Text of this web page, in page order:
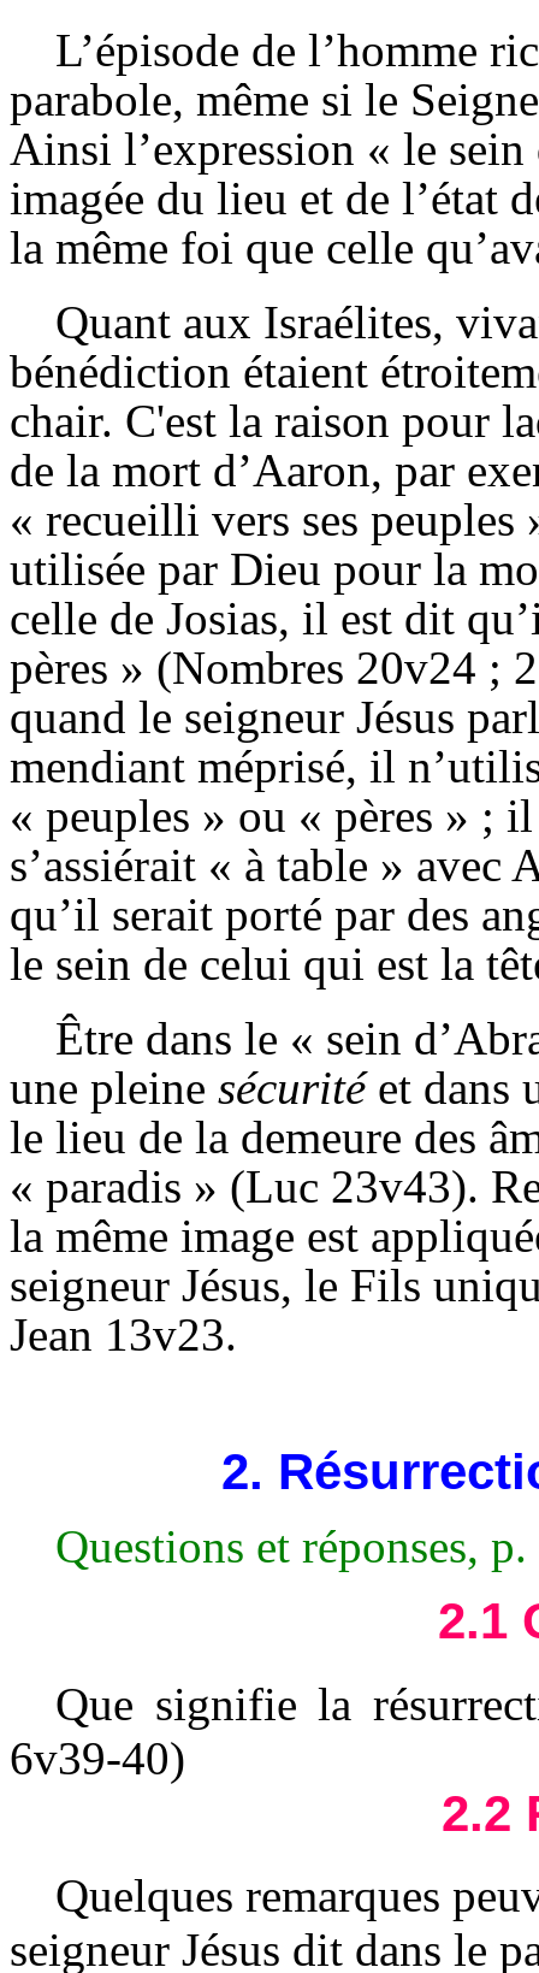
L’épisode de l’homme
parabole, même si le
Ainsi l’expression « le
imagée du lieu et de l’état
la même foi que celle
Quant aux Israélites,
bénédiction étaient
chair. C'est la raison pour
de la mort d’Aaron, par
« recueilli vers ses peuples
utilisée par Dieu pour la
celle de Josias, il est dit
pères » (Nombres 20v24 ;
quand le seigneur Jésus
mendiant méprisé, il
« peuples » ou « pères » ;
s’assiérait « à table »
qu’il serait porté par des
le sein de celui qui est la
Être dans le « sein
une pleine sécuritéet dans
le lieu de la demeure des
« paradis » (Luc 23v43).
la même image est
seigneur Jésus, le Fils
Jean 13v23.
2.
Questions et réponses,
2.1
Que signifie la
6v39-40)
2.2
Quelques remarques
seigneur Jésus dit dans le